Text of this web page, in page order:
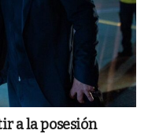
a la posesión